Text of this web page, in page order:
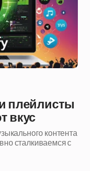
плейлисты
вкус
контента
сталкиваемся с